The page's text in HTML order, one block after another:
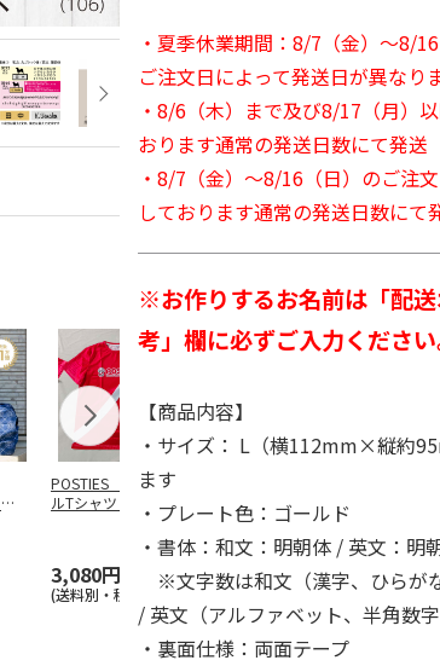
POSTIES オリジナ
ルTシャツ Sサイズ
3,080円
(送料別・税込)
奇妙な冒険 黄金の
風』CITY POP…
5.0（3）
4,939円
(送料別・税込)
4.5 （
1,760円
(送料別・
・夏季休業期間：8/7（金）～8/16
ご注文日によって発送日が異なり
・8/6（木）まで及び8/17（月）
おります通常の発送日数にて発送
・8/7（金）～8/16（日）のご注
しております通常の発送日数にて
※お作りするお名前は「配
考」欄に必ずご入力ください
【商品内容】
・サイズ： L（横112mm×縦約
ます
・プレート色：ゴールド
・書体：和文：明朝体 / 英文：明
※文字数は和文（漢字、ひらが
/ 英文（アルファベット、半角数
・裏面仕様：両面テープ